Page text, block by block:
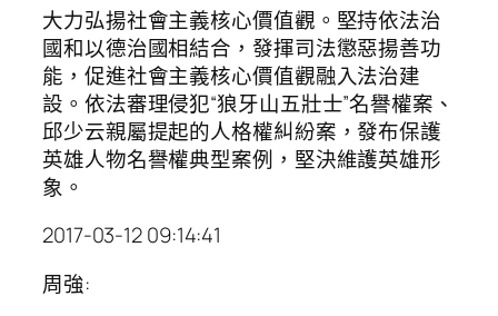
大力弘揚社會主義核心價值觀。堅持依法治
國和以德治國相結合，發揮司法懲惡揚善功
能，促進社會主義核心價值觀融入法治建
設。依法審理侵犯“狼牙山五壯士”名譽權案、
邱少云親屬提起的人格權糾紛案，發布保護
英雄人物名譽權典型案例，堅決維護英雄形
象。
2017-03-12 09:14:41
周強: